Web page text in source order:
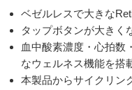
ベゼルレスで大きな
タップボタンが大きく
血中酸素濃度・心拍数
なウェルネス機能を搭
本製品からサイクリン